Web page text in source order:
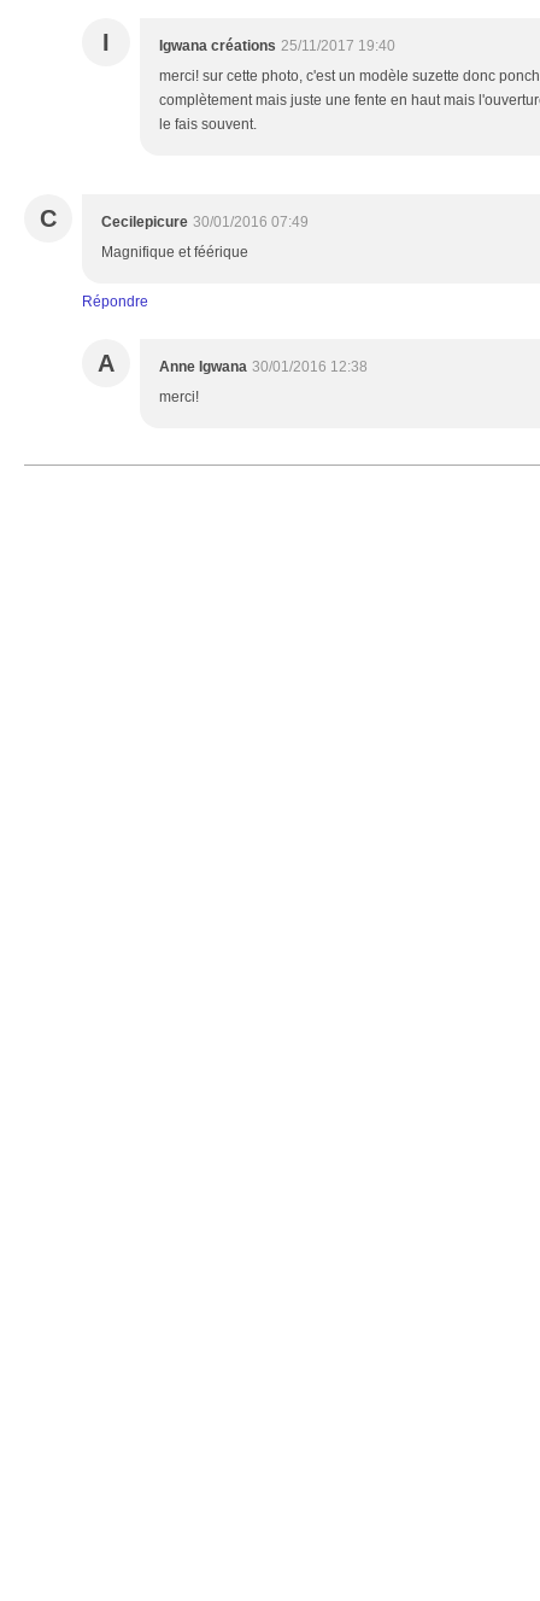
I Igwana créations 25/11/2017 19:40
merci! sur cette photo, c'est un modèle suzette donc
complètement mais juste une fente en haut mais
le fais souvent.
C Cecilepicure 30/01/2016 07:49
Magnifique et féérique
Répondre
A Anne Igwana 30/01/2016 12:38
merci!